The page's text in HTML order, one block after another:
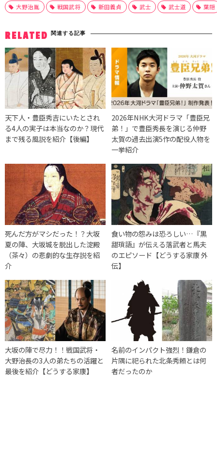
大野治胤 戦国武将 新田義貞 武士 武士道 葉隠
RELATED 関連する記事
天下人・豊臣秀吉にいたとされ
る4人の実子は本当なのか？現代
まで残る風説を紹介【後編】
2026年NHK大河ドラマ「豊臣兄
弟！」で豊臣秀長を演じる仲野
太賀の過去出演5作の配役人物を
一挙紹介
死んだ方がマシだった！？大坂
夏の陣、大坂城を脱出した淀殿
（茶々）の悲劇的な生存説を紹
介
食い物の怨みは恐ろしい…『黒
甜瑣語』が伝える落武者と馬夫
のエピソード【どうする家康 外
伝】
大坂の陣で尽力！！戦国武将・
大野治長の3人の弟たちの活躍と
最後を紹介【どうする家康】
名前のインパクト強烈！鎌倉の
片隅に祀られた北条秀頼とは何
者だったのか